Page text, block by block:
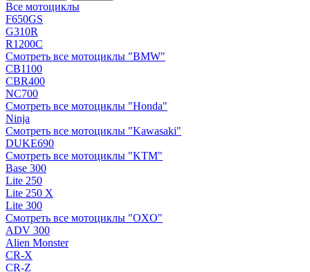
Все мотоциклы
F650GS
G310R
R1200C
Смотреть все мотоциклы "BMW"
CB1100
CBR400
NC700
Смотреть все мотоциклы "Honda"
Ninja
Смотреть все мотоциклы "Kawasaki"
DUKE690
Смотреть все мотоциклы "KTM"
Base 300
Lite 250
Lite 250 X
Lite 300
Смотреть все мотоциклы "OXO"
ADV 300
Alien Monster
CR-X
CR-Z